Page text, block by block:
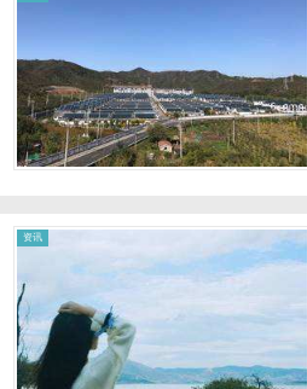
资讯